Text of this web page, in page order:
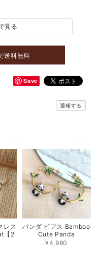
見る
送料無料
Save
通報する
レス
【2
パンダ ピアス Bamboo
Cute Panda
¥4,980